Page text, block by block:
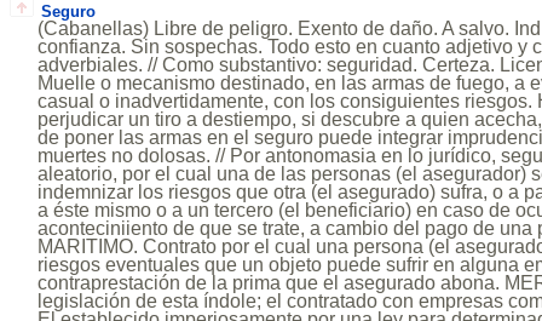
Seguro
(Cabanellas) Libre de peligro. Exento de daño. A salvo.
confianza. Sin sospechas. Todo esto en cuanto adjetivo y
adverbiales. // Como substantivo: seguridad. Certeza.
Muelle o mecanismo destinado, en las armas de fuego, a
casual o inadvertidamente, con los consiguientes riesgos.
perjudicar un tiro a destiempo, si descubre a quien
de poner las armas en el seguro puede integrar
muertes no dolosas. // Por antonomasia en lo jurídico,
aleatorio, por el cual una de las personas (el asegurador)
indemnizar los riesgos que otra (el asegurado) sufra, o a
a éste mismo o a un tercero (el beneficiario) en caso de
aconteciniiento de que se trate, a cambio del pago de una
MARITIMO. Contrato por el cual una persona (el
riesgos eventuales que un objeto puede sufrir en alguna
contraprestación de la prima que el asegurado abona.
legislación de esta índole; el contratado con empresas